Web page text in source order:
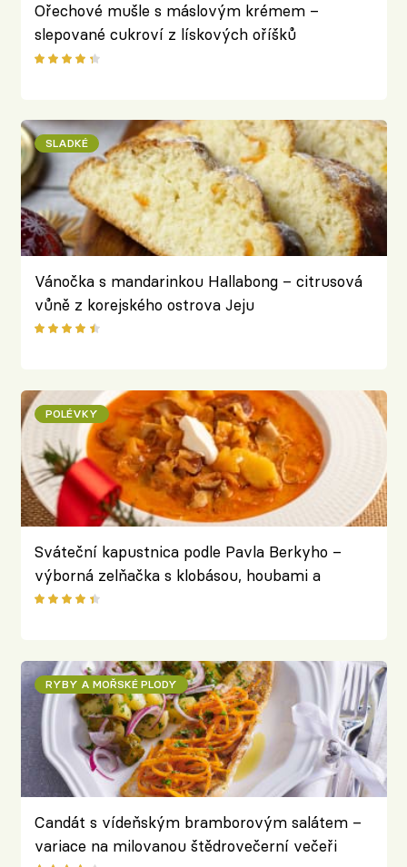
Ořechové mušle s máslovým krémem –
slepované cukroví z lískových oříšků
SLADKÉ
Vánočka s mandarinkou Hallabong – citrusová
vůně z korejského ostrova Jeju
POLÉVKY
Sváteční kapustnica podle Pavla Berkyho –
výborná zelňačka s klobásou, houbami a
sušenými švestkami
RYBY A MOŘSKÉ PLODY
Candát s vídeňským bramborovým salátem –
variace na milovanou štědrovečerní večeři